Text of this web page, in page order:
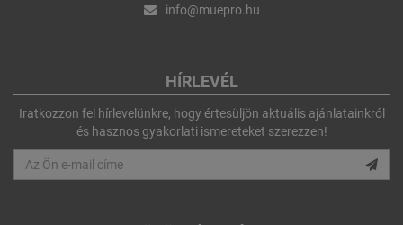
info@muepro.hu
HÍRLEVÉL
Iratkozzon fel hírlevelünkre, hogy értesüljön aktuális ajánlatainkról
és hasznos gyakorlati ismereteket szerezzen!